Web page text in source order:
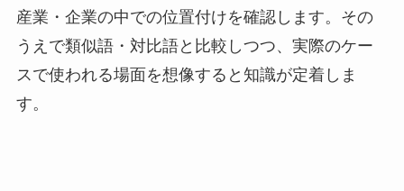
産業・企業の中での位置付けを確認します。その
うえで類似語・対比語と比較しつつ、実際のケー
スで使われる場面を想像すると知識が定着しま
す。